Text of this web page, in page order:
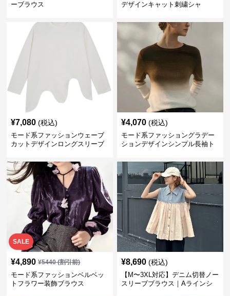
ーブラウス
デザインキャット刺繍シャ
¥7,080 (税込)
モード系ファッションウェーブ
カットデザインロングスリーブ
¥4,070 (税込)
モード系ファッショングラデー
ションデザインシンプル長袖ト
SALE
¥4,890 ¥5440(割引前)
モード系ファッションベルベッ
トフラワー装飾ブラウス
¥8,690 (税込)
【M〜3XL対応】デニム切替ノー
スリーブブラウス｜Aラインシ